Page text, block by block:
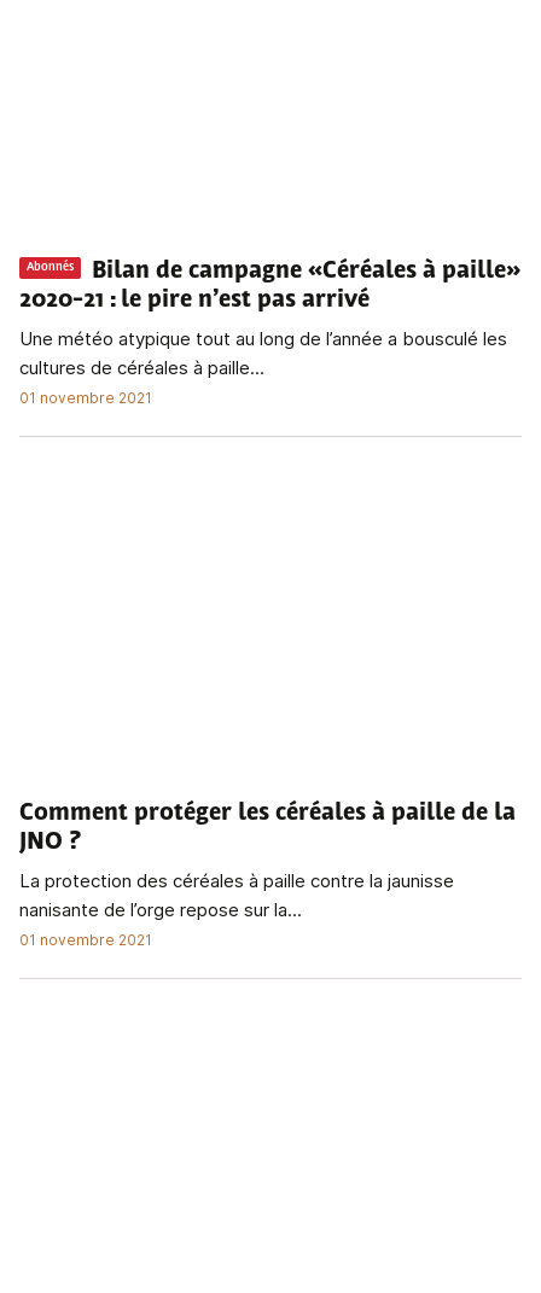
Abonnés
Bilan de campagne «Céréales à paille»
2020-21 : le pire n’est pas arrivé
Une météo atypique tout au long de l’année a bousculé les
cultures de céréales à paille...
01 novembre 2021
Comment protéger les céréales à paille de la
JNO ?
La protection des céréales à paille contre la jaunisse
nanisante de l’orge repose sur la...
01 novembre 2021